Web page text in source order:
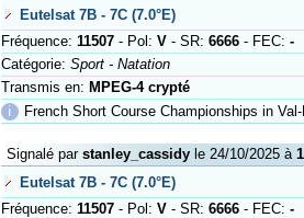
Eutelsat 7B - 7C (7.0°E)
Fréquence: 11507- Pol: V- SR: 6666- FEC: -
Catégorie: Sport - Natation
Transmis en: MPEG-4 crypté
ℹ
French Short Course Championships in
Signalé par stanley_cassidyle 24/10/2025 à
Eutelsat 7B - 7C (7.0°E)
Fréquence: 11507- Pol: V- SR: 6666- FEC: -